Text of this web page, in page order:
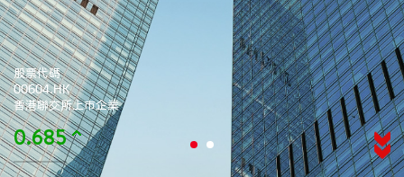
股票代碼
00604.HK
香港聯交所上市企業
0.685